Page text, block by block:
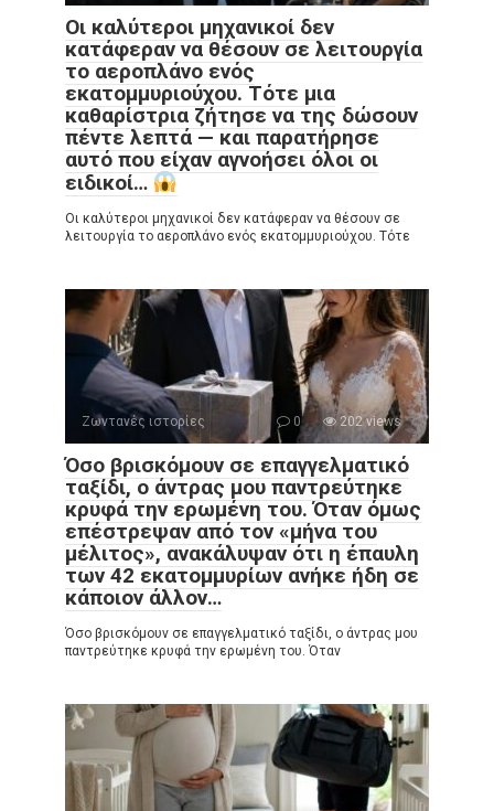
Οι καλύτεροι μηχανικοί δεν
κατάφεραν να θέσουν σε λειτουργία
το αεροπλάνο ενός
εκατομμυριούχου. Τότε μια
καθαρίστρια ζήτησε να της δώσουν
πέντε λεπτά — και παρατήρησε
αυτό που είχαν αγνοήσει όλοι οι
ειδικοί…
Οι καλύτεροι μηχανικοί δεν κατάφεραν να θέσουν σε
λειτουργία το αεροπλάνο ενός εκατομμυριούχου. Τότε
Ζωντανές ιστορίες 0 202 views
Όσο βρισκόμουν σε επαγγελματικό
ταξίδι, ο άντρας μου παντρεύτηκε
κρυφά την ερωμένη του. Όταν όμως
επέστρεψαν από τον «μήνα του
μέλιτος», ανακάλυψαν ότι η έπαυλη
των 42 εκατομμυρίων ανήκε ήδη σε
κάποιον άλλον…
Όσο βρισκόμουν σε επαγγελματικό ταξίδι, ο άντρας μου
παντρεύτηκε κρυφά την ερωμένη του. Όταν